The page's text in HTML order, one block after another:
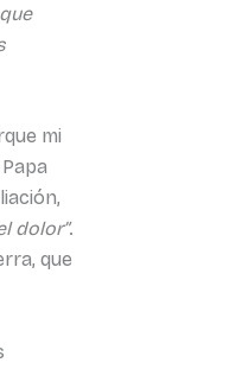
mi
dolor”.
que